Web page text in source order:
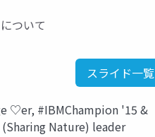
ついて
スライド一覧
♡er, #IBMChampion '15 &
Nature) leader